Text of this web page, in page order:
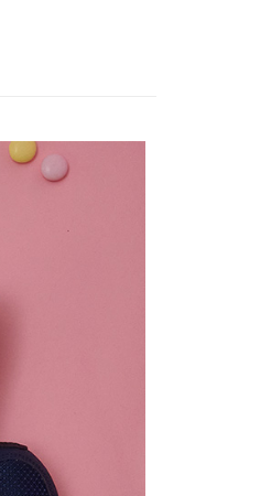
面顯示為準，若有關於
聯繫「AFTEE先享後
交易相關給付款項請
之同意方可使用
，本公司不負相關責
用戶狀況，依本公司
形，本公司將視審查
發現惡意使用之情